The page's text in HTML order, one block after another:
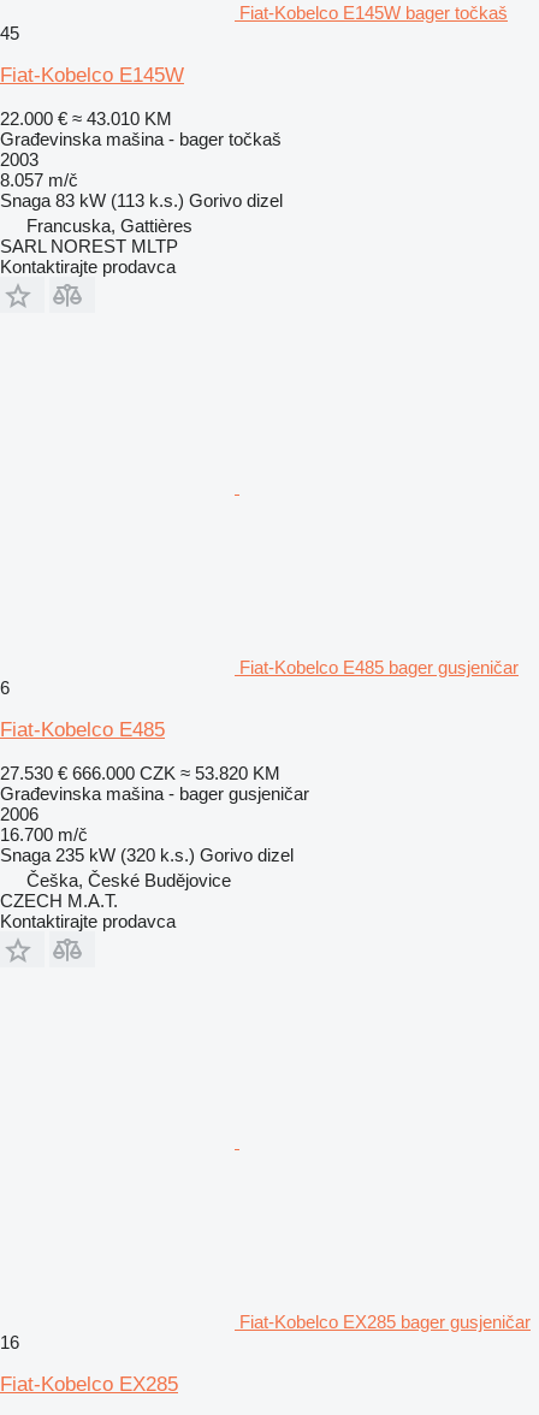
Fiat-Kobelco E145W bager točkaš
45
Fiat-Kobelco E145W
22.000 € ≈ 43.010 KM
Građevinska mašina - bager točkaš
2003
8.057 m/č
Snaga 83 kW (113 k.s.) Gorivo dizel
Francuska, Gattières
SARL NOREST MLTP
Kontaktirajte prodavca
Fiat-Kobelco E485 bager gusjeničar
6
Fiat-Kobelco E485
27.530 € 666.000 CZK ≈ 53.820 KM
Građevinska mašina - bager gusjeničar
2006
16.700 m/č
Snaga 235 kW (320 k.s.) Gorivo dizel
Češka, České Budějovice
CZECH M.A.T.
Kontaktirajte prodavca
Fiat-Kobelco EX285 bager gusjeničar
16
Fiat-Kobelco EX285